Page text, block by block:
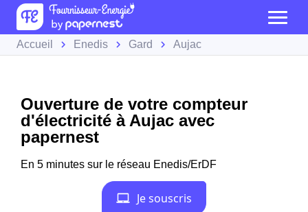
Accueil Enedis Gard Aujac